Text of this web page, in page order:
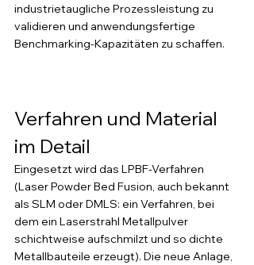
industrietaugliche Prozessleistung zu
validieren und anwendungsfertige
Benchmarking-Kapazitäten zu schaffen.
Verfahren und Material
im Detail
Eingesetzt wird das LPBF-Verfahren
(Laser Powder Bed Fusion, auch bekannt
als SLM oder DMLS: ein Verfahren, bei
dem ein Laserstrahl Metallpulver
schichtweise aufschmilzt und so dichte
Metallbauteile erzeugt). Die neue Anlage,